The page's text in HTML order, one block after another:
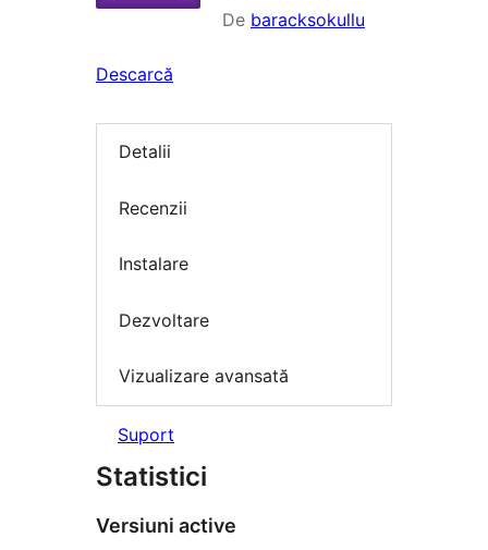
De baracksokullu
Descarcă
Detalii
Recenzii
Instalare
Dezvoltare
Vizualizare avansată
Suport
Statistici
Versiuni active